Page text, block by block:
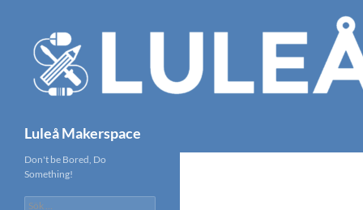
innehåll
Luleå Makerspace
Don't be Bored, Do
Something!
Sök